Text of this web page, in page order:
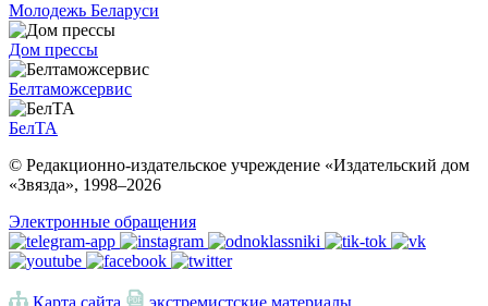
Молодежь Беларуси
Дом прессы
Белтаможсервис
БелТА
© Редакционно-издательское учреждение «Издательский дом
«Звязда», 1998–2026
Электронные обращения